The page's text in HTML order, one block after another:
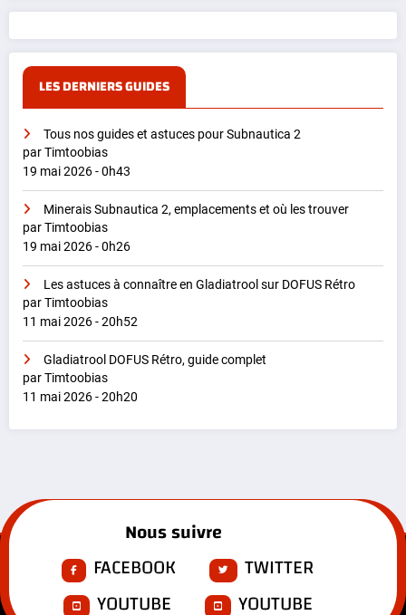
LES DERNIERS GUIDES
Tous nos guides et astuces pour Subnautica 2
par Timtoobias
19 mai 2026 - 0h43
Minerais Subnautica 2, emplacements et où les trouver
par Timtoobias
19 mai 2026 - 0h26
Les astuces à connaître en Gladiatrool sur DOFUS Rétro
par Timtoobias
11 mai 2026 - 20h52
Gladiatrool DOFUS Rétro, guide complet
par Timtoobias
11 mai 2026 - 20h20
Nous suivre
FACEBOOK
TWITTER
YOUTUBE
YOUTUBE